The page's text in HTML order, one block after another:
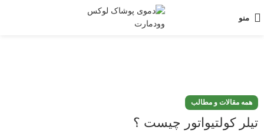
منو
همه مقالات و مطالب
تیلر کولتیواتور چیست ؟